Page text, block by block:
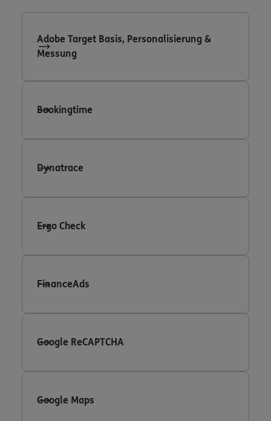
Adobe Target Basis, Personalisierung &
Messung
Bookingtime
Dynatrace
Ergo Check
FinanceAds
Google ReCAPTCHA
Google Maps